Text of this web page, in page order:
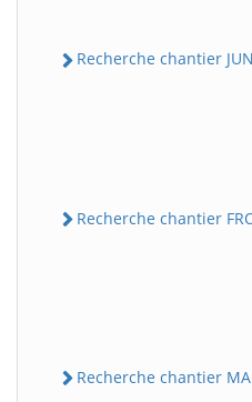
Recherche chantier
Recherche chantier
Recherche chantier